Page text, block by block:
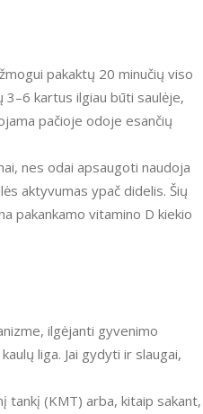
pakaktų 20 minučių viso
kartus ilgiau būti saulėje,
pačioje odoje esančių
nes odai apsaugoti naudoja
aktyvumas ypač didelis. Šių
pakankamo vitamino D kiekio
ilgėjanti gyvenimo
liga. Jai gydyti ir slaugai,
tankį (KMT) arba, kitaip sakant,